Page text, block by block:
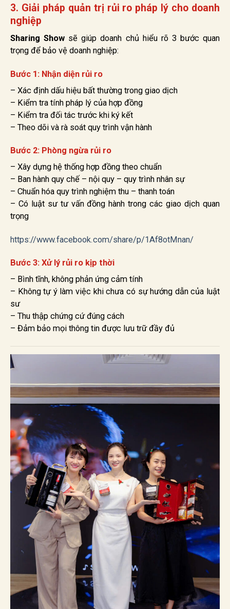
3. Giải pháp quản trị rủi ro pháp lý cho doanh
nghiệp
Sharing Show sẽ giúp doanh chủ hiểu rõ 3 bước quan
trọng để bảo vệ doanh nghiệp:
Bước 1: Nhận diện rủi ro
– Xác định dấu hiệu bất thường trong giao dịch
– Kiểm tra tính pháp lý của hợp đồng
– Kiểm tra đối tác trước khi ký kết
– Theo dõi và rà soát quy trình vận hành
Bước 2: Phòng ngừa rủi ro
– Xây dựng hệ thống hợp đồng theo chuẩn
– Ban hành quy chế – nội quy – quy trình nhân sự
– Chuẩn hóa quy trình nghiệm thu – thanh toán
– Có luật sư tư vấn đồng hành trong các giao dịch quan
trọng
https://www.facebook.com/share/p/1Af8otMnan/
Bước 3: Xử lý rủi ro kịp thời
– Bình tĩnh, không phản ứng cảm tính
– Không tự ý làm việc khi chưa có sự hướng dẫn của luật
sư
– Thu thập chứng cứ đúng cách
– Đảm bảo mọi thông tin được lưu trữ đầy đủ